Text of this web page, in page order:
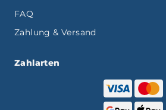
FAQ
Zahlung & Versand
Zahlarten